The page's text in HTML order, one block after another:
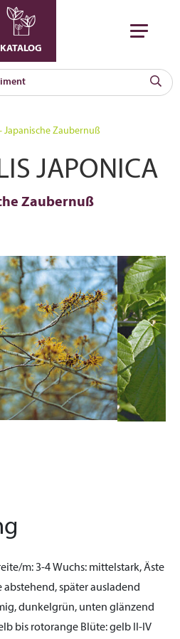
KATALOG
Japanische Zaubernuß
JAPONICA
Zaubernuß
m:3-4Wuchs: mittelstark, Äste
später ausladend
dunkelgrün, unten glänzend
bis rotorange Blüte:gelb II-IV